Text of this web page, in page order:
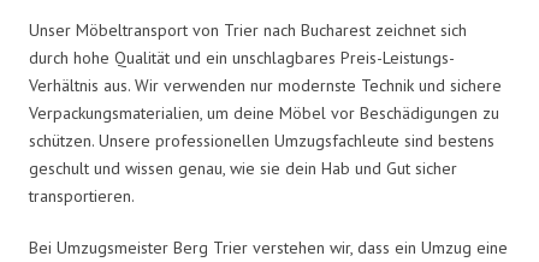
Unser Möbeltransport von Trier nach Bucharest zeichnet sich
durch hohe Qualität und ein unschlagbares Preis-Leistungs-
Verhältnis aus. Wir verwenden nur modernste Technik und sichere
Verpackungsmaterialien, um deine Möbel vor Beschädigungen zu
schützen. Unsere professionellen Umzugsfachleute sind bestens
geschult und wissen genau, wie sie dein Hab und Gut sicher
transportieren.
Bei Umzugsmeister Berg Trier verstehen wir, dass ein Umzug eine